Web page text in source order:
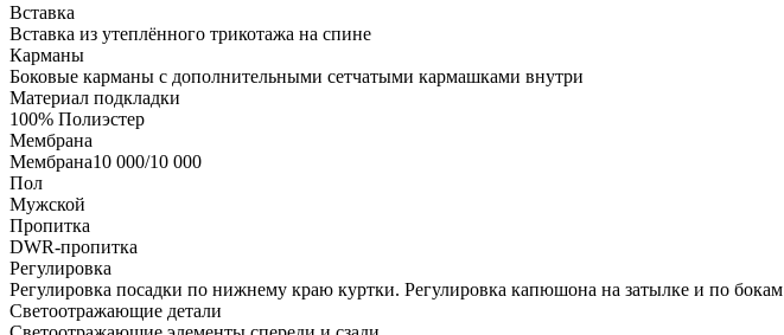
Вставка
Вставка из утеплённого трикотажа на спине
Карманы
Боковые карманы с дополнительными сетчатыми кармашками внутри
Материал подкладки
100% Полиэстер
Мембрана
Мембрана10 000/10 000
Пол
Мужской
Пропитка
DWR-пропитка
Регулировка
Регулировка посадки по нижнему краю куртки. Регулировка капюшона на затылке и по бокам
Светоотражающие детали